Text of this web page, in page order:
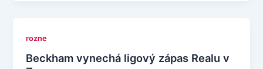
rozne
Beckham vynechá ligový zápas Realu v